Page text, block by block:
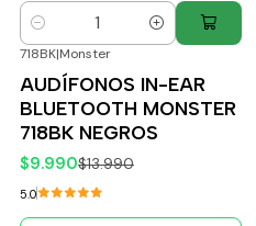
Cantidad
Agotado
718BK|Monster
AUDÍFONOS IN-EAR
BLUETOOTH MONSTER
718BK NEGROS
$9.990$13.990
5.0